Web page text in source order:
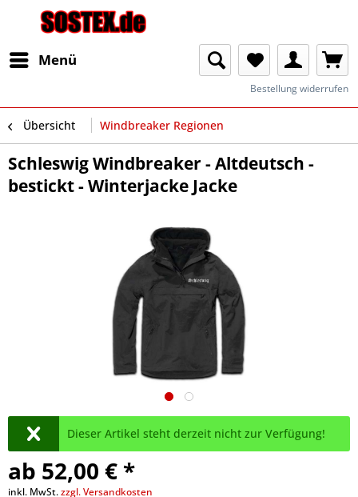
Menü
Bestellung widerrufen
Übersicht Windbreaker Regionen
Schleswig Windbreaker - Altdeutsch -
bestickt - Winterjacke Jacke
Dieser Artikel steht derzeit nicht zur Verfügung!
ab 52,00 € *
inkl. MwSt.zzgl. Versandkosten